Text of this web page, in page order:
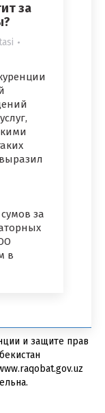
за
за
в
и защите прав